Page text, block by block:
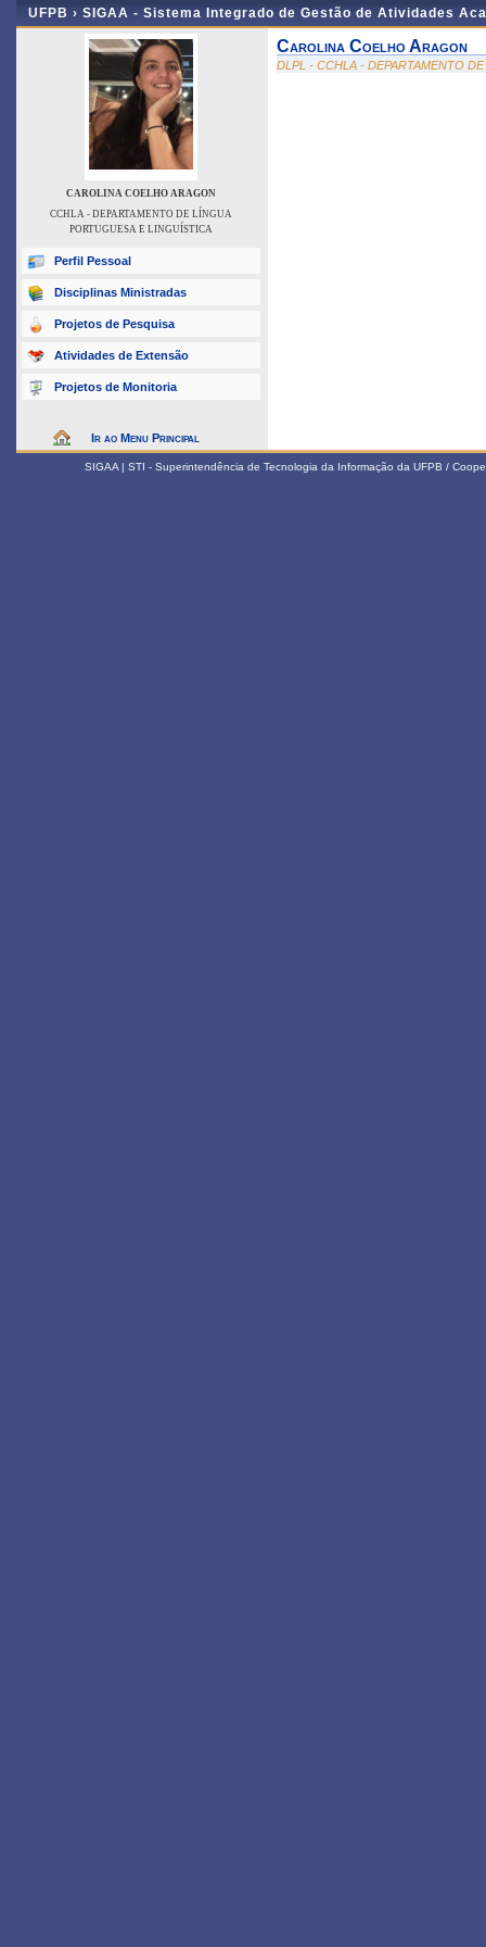
UFPB › SIGAA - Sistema Integrado de Gestão de Atividades
CAROLINA COELHO ARAGON
CCHLA - DEPARTAMENTO DE LÍNGUA
PORTUGUESA E LINGUÍSTICA
Perfil Pessoal
Disciplinas Ministradas
Projetos de Pesquisa
Atividades de Extensão
Projetos de Monitoria
Ir ao Menu Principal
Carolina Coelho Aragon
DLPL - CCHLA - DEPARTAMENTO
SIGAA | STI - Superintendência de Tecnologia da Informação da UFPB /